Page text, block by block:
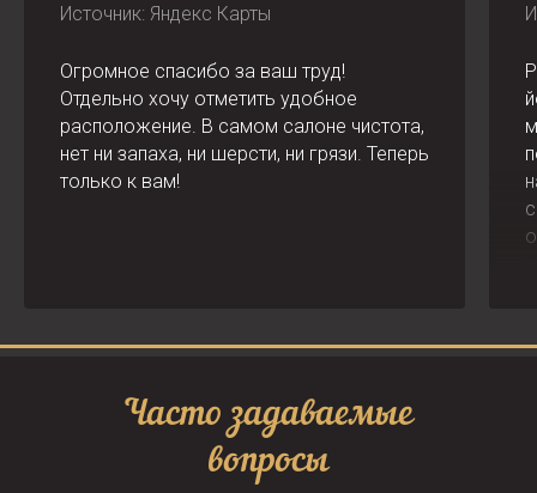
Источник: Яндекс Карты
Огромное спасибо за ваш труд!
Отдельно хочу отметить удобное
расположение. В самом салоне чистота,
нет ни запаха, ни шерсти, ни грязи. Теперь
только к вам!
Часто задаваемые
вопросы